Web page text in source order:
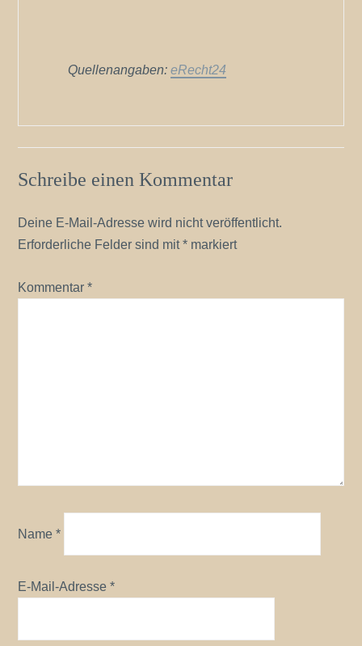
Quellenangaben: eRecht24
Schreibe einen Kommentar
Deine E-Mail-Adresse wird nicht veröffentlicht.
Erforderliche Felder sind mit* markiert
Kommentar*
Name*
E-Mail-Adresse*